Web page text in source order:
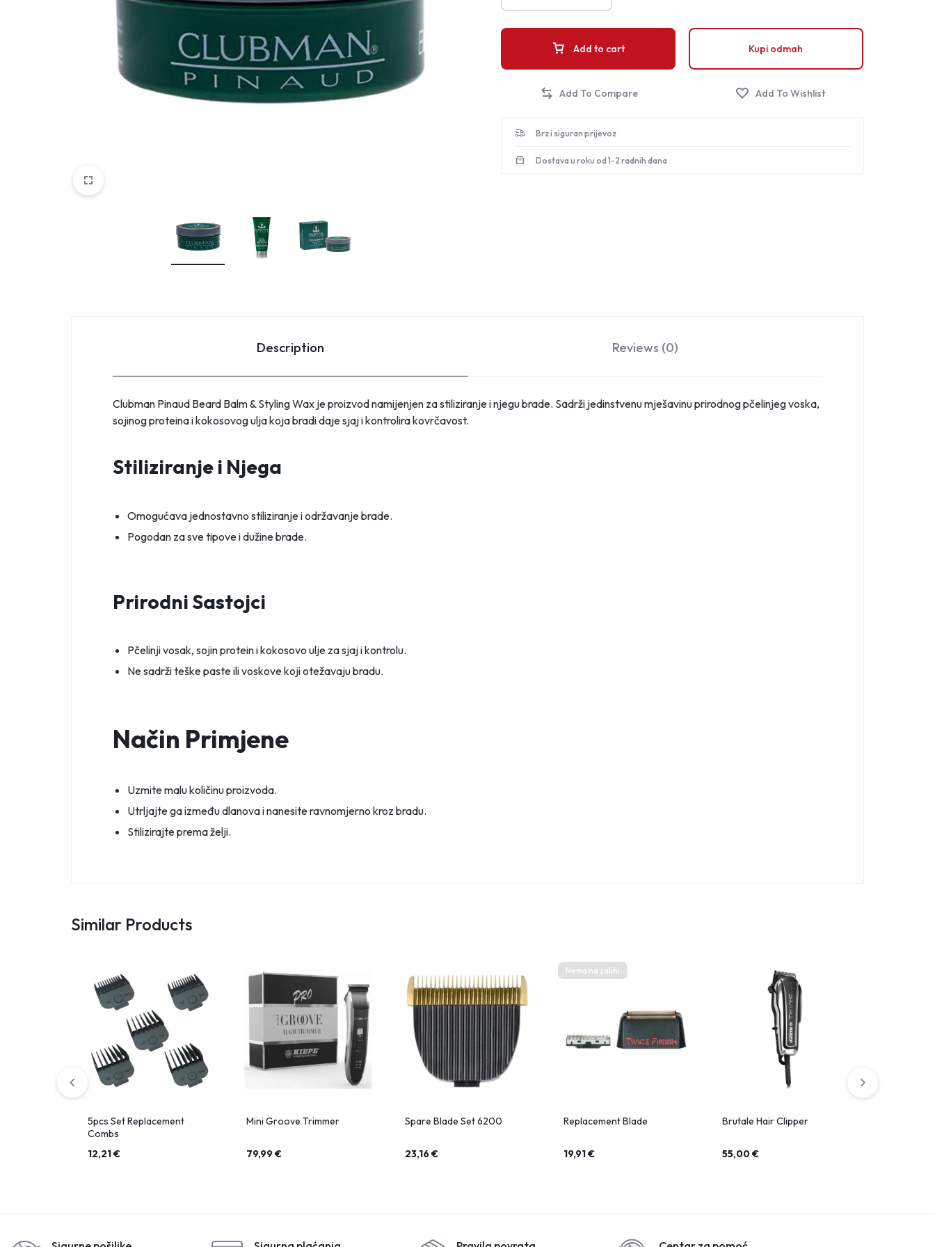
Trepavice
Add to cart Kupi odmah
Brz i siguran prijevoz
Dostava u roku od 1-2 radnih dana
Description Reviews (0)
Clubman Pinaud Beard Balm & Styling Wax je proizvod namijenjen za stiliziranje i njegu brade. Sadrži jedinstvenu mješavinu prirodnog pčelinjeg voska,
sojinog proteina i kokosovog ulja koja bradi daje sjaj i kontrolira kovrčavost.
Stiliziranje i Njega
Omogućava jednostavno stiliziranje i održavanje brade.
Pogodan za sve tipove i dužine brade.
Prirodni Sastojci
Pčelinji vosak, sojin protein i kokosovo ulje za sjaj i kontrolu.
Ne sadrži teške paste ili voskove koji otežavaju bradu.
Način Primjene
Uzmite malu količinu proizvoda.
Utrljajte ga između dlanova i nanesite ravnomjerno kroz bradu.
Stilizirajte prema želji.
Similar Products
5pcs Set Replacement
Combs
12,21€
Mini Groove Trimmer
79,99€
Spare Blade Set 6200
23,16€
Nema na zalihi
Replacement Blade
19,91€
Brutale Hair Clipper
55,00€